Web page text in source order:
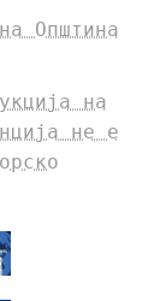
Општина
на
не е